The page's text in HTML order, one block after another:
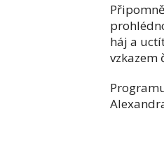
háj a
vzkazem